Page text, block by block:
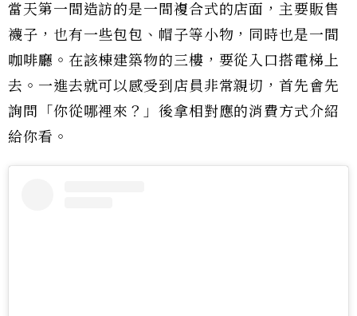
當天第一間造訪的是一間複合式的店面，主要販售
襪子，也有一些包包、帽子等小物，同時也是一間
咖啡廳。在該棟建築物的三樓，要從入口搭電梯上
去。一進去就可以感受到店員非常親切，首先會先
詢問「你從哪裡來？」後拿相對應的消費方式介紹
給你看。